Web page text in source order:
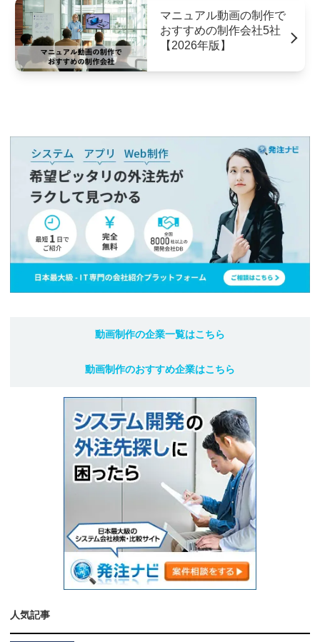
マニュアル動画の制作で
おすすめの制作会社5社
【2026年版】
動画制作の企業一覧はこちら
動画制作のおすすめ企業はこちら
人気記事